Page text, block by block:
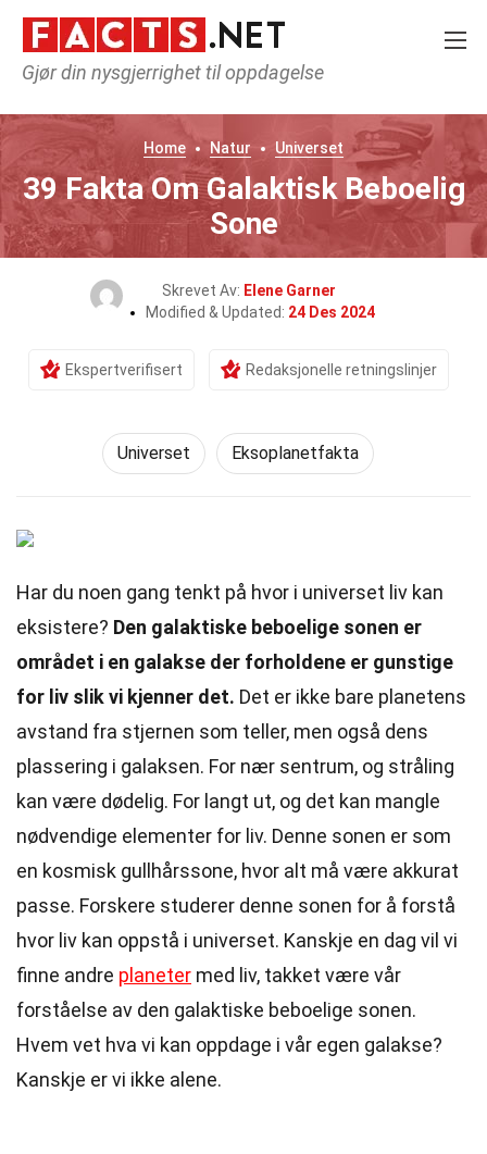
Gjør din nysgjerrighet til oppdagelse
Home Natur Universet
39 Fakta Om Galaktisk Beboelig
Sone
Skrevet Av: Elene Garner
Modified & Updated: 24 Des 2024
Ekspertverifisert Redaksjonelle retningslinjer
Universet Eksoplanetfakta
Har du noen gang tenkt på hvor i universet liv kan
eksistere? Den galaktiske beboelige sonen er
området i en galakse der forholdene er gunstige
for liv slik vi kjenner det. Det er ikke bare planetens
avstand fra stjernen som teller, men også dens
plassering i galaksen. For nær sentrum, og stråling
kan være dødelig. For langt ut, og det kan mangle
nødvendige elementer for liv. Denne sonen er som
en kosmisk gullhårssone, hvor alt må være akkurat
passe. Forskere studerer denne sonen for å forstå
hvor liv kan oppstå i universet. Kanskje en dag vil vi
finne andre planeter med liv, takket være vår
forståelse av den galaktiske beboelige sonen.
Hvem vet hva vi kan oppdage i vår egen galakse?
Kanskje er vi ikke alene.